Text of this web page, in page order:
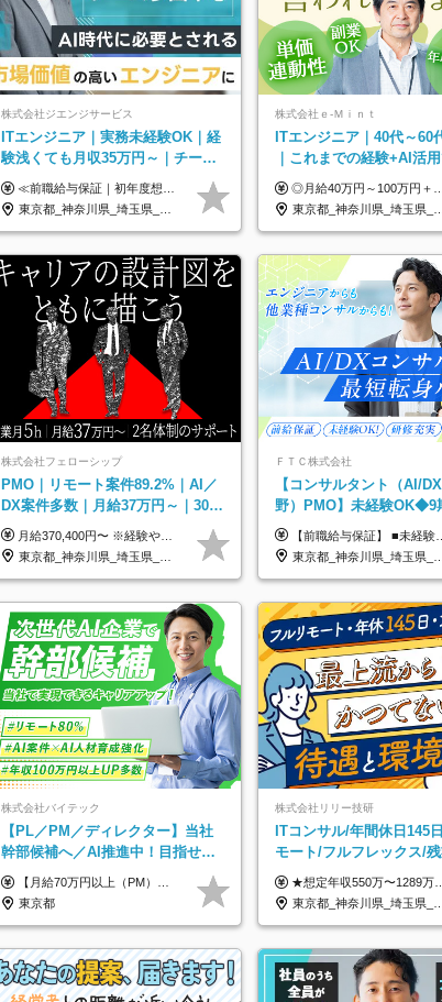
株式会社ジエンジサービス
ITエンジニア｜実務未経験OK｜経
験浅くても月収35万円～｜チーム
参画中心｜フルリモート可｜自社
サービスあり
≪前職給与保証｜初年度想定年収420万円～≫ 月給35万円以上＋決算賞与＋交通費 ※スキル・経験を考慮の上、優遇します ※上記月給には固定残業代月20時間分(4万5000円以上)を含みます。超過した場合は、その分追加支給します ※試用期間3～6ヵ月は固定残業代なし(雇用形態やその他待遇・福利厚生は同じです) ＝＝＝＝＝＝＝＝＝＝＝ ▼実力と成長にこだわった評価制度▼ 年2回の評価で昇給・昇格が決まります。 評価は、就業先のお客様からの評価をベースに、目標達成状況やプロジェクトでの役割・貢献度などを総合的に判断して決定します。 日々の働きぶりを実際に見ているお客様の声を反映することで、より公平で納得感のある評価を実現しています。 また、評価後は面談を通じてフィードバックを行い、今後の成長やキャリアについて一緒に考えていきます。 ▼成長につながる目標設定▼ 半期ごとに、具体的な行動ベースの目標を設定し、その達成度や取り組みのプロセスを評価に反映します。 目標は、お客様からのフィードバックや現場での課題をもとに設定するため、「今何を伸ばすべきか」が明確になります。 また、上司との面談を通じて振り返りと次の目標設定を行い、継続的なスキルアップと市場価値の向上を支援しています。
東京都_神奈川県_埼玉県_千葉県_大阪府_愛知県_北海道_青森県_岩手県_宮城県_秋田県_山形県_福島県_茨城県_栃木県_群馬県_新潟県_山梨県_長野県_富山県_石川県_福井県_静岡県_岐阜県_三重県_兵庫県_京都府_滋賀県_奈良県_和歌山県_広島県_岡山県_鳥取県_島根県_山口県_徳島県_香川県_愛媛県_高知県_福岡県_熊本県_佐賀県_長崎県_大分県_宮崎県_鹿児島県_沖縄県
株式会社ｅ‐Ｍｉｎｔ
ITエンジニア｜40代～60
｜これまでの経験+AI活
アップを支援｜残業月10h
OK
◎月給40万円～100万円＋インセンティブ＋各種手当 ・年収120万〜300万円UPの実績も！ ・平均年収UP率は1.1～1.3倍 ・案件単価100%公開 × 単価連動の給与制度 ・能力等を考慮の上、決定いたします ※試用期間6ヵ月あり（待遇の変更はありません） ※固定残業代（月20～30時間・3万円～8万円）を含みます 《具体的には...》 ・案件単価65万円⇒年収約500万円 ・案件単価80万円⇒年収約600万円 ・案件単価120万円⇒年収約900万円 ＼ AIで生産性5倍になり給与UP ／ ◇案件単価100%公開 × 単価連動の給与制度 ◇年収120万〜300万UPの実績あり 「単価が上がれば、その分しっかり報われる」 そんなシンプルで納得できる評価制度です。 ⚫️年収300万円アップの実績も 参画する案件の単価を全て公開。 給与は単価に連動しているため納得感持って働くことが可能です。 過去には転職しただけで300万円以上アップした方もいます。 現場でAIを活用して成果を出して単価アップにつながったケースが多数！ ・AIツール利用料金全額負担 ・資格取得補助 ・月給保証制度 ・各種手当
東京都_神奈川県_埼玉県_千葉県_大阪府_愛知県_北海道_青森県_岩手県_宮城県_秋田県_山形県_福島県_茨城県_栃木県_群馬県_新潟県_山梨県_長野県_富山県_石川県_福井県_静岡県_岐阜県_三重県_兵庫県_京都府_滋賀県_奈良県_和歌山県_広島県_岡山県_鳥取県_島根県_山口県_徳島県_香川県_愛媛県_高知県_福岡県_熊本県_佐賀県_長崎県_大分県_宮崎県_鹿児島県_沖縄県
株式会社フェローシップ
PMO｜リモート案件89.2%｜AI／
DX案件多数｜月給37万円～｜300
万円の年収UP事例有｜PMO経験
不問
月給370,400円〜 ※経験やスキルを考慮し、決定いたします ※上記金額には固定残業代（30時間分/70,400円～）を含みます。超過分は別途全額支給いたします ※試用期間6カ月あり（期間中の給与・待遇に差異はありません） ★想定年収4,444,800円～ ★50万円～300万円の年収UP事例があります！
東京都_神奈川県_埼玉県_千葉県
ＦＴＣ株式会社
【コンサルタント（AI/
野）PMO】未経験OK◆9
幅増益！AI企業へ進化中
ョン多数
【前職給与保証】 ■未経験者： 月給30万円～35万円 ■ローキャリア（経験目安1年程度）： 月給35万円～40万円 ■経験者（経験目安3年以上）： 月給40万円～60万円 ■即戦力（経験目安5年以上）： 月給45万円～80万円 ※上記金額には固定残業代30時間分 【未経験者5万5000円～7万3000円、 ローキャリア6万4000円～7万3000円、 経験者5万8000円～10万9000円、 即戦力8万2000円～14万5000円】を含みます。 ※30時間を超える場合は追加で全額支給します。 ※経験・能力・前職給与などを総合的に評価したうえでご納得いただけるよう個別決定。 未経験者の場合、前職給与とポテンシャルを査定のうえ決定いたします。 ※日本国内でのIT業界経験、または同等の実務経験と能力に応じて決定します。 ※前職給与は日本円かつ、日本国内での実績に基づき評価します。 【納得の評価システム】 ★クォーター毎に査定する評価制度導入！ 明確な評価基準で翌年度年収を上げましょう！ ★評価対象期間に在籍中のほとんどの社員が昇給し 年収アップを実現しています！ ★様々なインセンティブ制度を用意し多角的に正当評価しています！ ※試用期間6カ月（期間中の待遇等に差異なし）
東京都_神奈川県_埼玉県_千葉県
株式会社バイテック
【PL／PM／ディレクター】当社
幹部候補へ／AI推進中！目指せる
AI人材／年収800万円以上可／リモ
ート80％
【月給70万円以上（PM）／想定年収840万円以上】 ★詳しくは下記をご参照ください！ ■SE/PL/テスト計画以降などの上流フェーズ 月給53万円以上 ※想定年収636万円以上 ■PM/ディレクター（管理職・幹部候補） 月給70万円以上 ※想定年収840万円以上 ※単価の変動により給与も随時更新（完全単価連動型） ※育成枠については個人の経験・能力を考慮し決定 ※超過勤務については別途残業手当を支給 【固定残業代について】 なし（残業代は、実際の労働時間に応じて別途全額支給）
東京都
株式会社リリー技研
ITコンサル/年間休日145
モート/フルフレックス/
し/全国からの応募OK/特
り
★想定年収550万〜1289万円 ■契約社員 月給45.8万〜71.6万円 ★想定年収688万〜1611万円 ■正社員 月給57.3万〜89.5万円 ※給与は経験・スキルを考慮の上、決定します。 ※試用期間3ヶ月（その間の給与・待遇に差異はありません）期間は短縮の可能性あり ※残業代は別途全額支給します 【★評価について★】 弊社では、1〜7の7段階からなる等級制を導入しています。 【★昇給の仕組み★】 等級が1段階上がるごとに、基本給の25％に相当する額が昇給されます。 評価は年2回実施されるため、年に2回の昇給チャンスがあります。 頑張りが正当に評価される、透明性の高い制度です。
東京都_神奈川県_埼玉県_千葉県_大阪府_愛知県_北海道_青森県_岩手県_宮城県_秋田県_山形県_福島県_茨城県_栃木県_群馬県_新潟県_山梨県_長野県_富山県_石川県_福井県_静岡県_岐阜県_三重県_兵庫県_京都府_滋賀県_奈良県_和歌山県_広島県_岡山県_鳥取県_島根県_山口県_徳島県_香川県_愛媛県_高知県_福岡県_熊本県_佐賀県_長崎県_大分県_宮崎県_鹿児島県_沖縄県